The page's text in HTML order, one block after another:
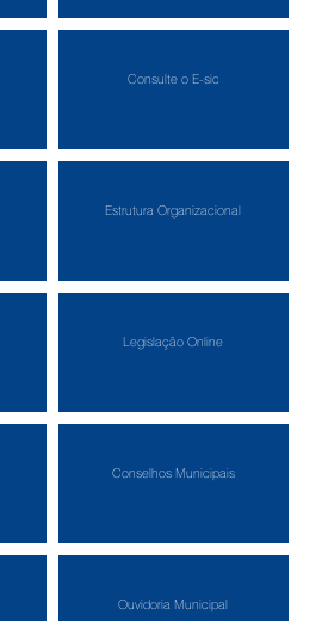
Consulte o E-sic
Estrutura Organizacional
Legislação Online
Conselhos Municipais
Ouvidoria Municipal